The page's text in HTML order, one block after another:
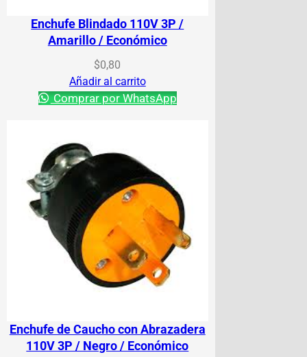
Enchufe Blindado 110V 3P /
Amarillo / Económico
$0,80
Añadir al carrito
Comprar por WhatsApp
Enchufe de Caucho con Abrazadera
110V 3P / Negro / Económico